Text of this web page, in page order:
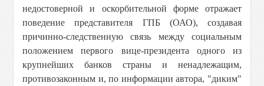
недостоверной и оскорбительной форме отражает
поведение представителя ГПБ (ОАО), создавая
причинно-следственную связь между социальным
положением первого вице-президента одного из
крупнейших банков страны и ненадлежащим,
противозаконным и, по информации автора, "диким"